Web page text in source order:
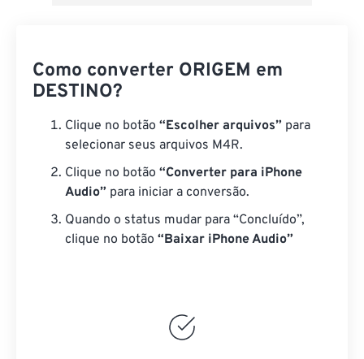
Como converter ORIGEM em
DESTINO?
Clique no botão “Escolher arquivos” para
selecionar seus arquivos M4R.
Clique no botão “Converter para iPhone
Audio” para iniciar a conversão.
Quando o status mudar para “Concluído”,
clique no botão “Baixar iPhone Audio”